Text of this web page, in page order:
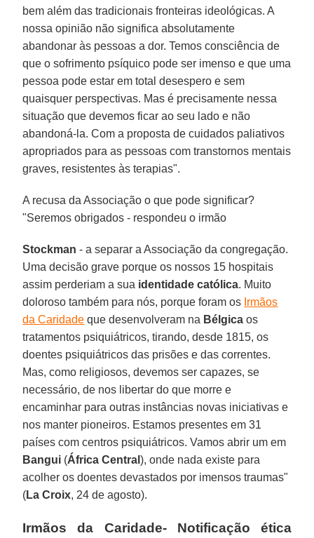
bem além das tradicionais fronteiras ideológicas. A
nossa opinião não significa absolutamente
abandonar às pessoas a dor. Temos consciência de
que o sofrimento psíquico pode ser imenso e que uma
pessoa pode estar em total desespero e sem
quaisquer perspectivas. Mas é precisamente nessa
situação que devemos ficar ao seu lado e não
abandoná-la. Com a proposta de cuidados paliativos
apropriados para as pessoas com transtornos mentais
graves, resistentes às terapias".
A recusa da Associação o que pode significar?
"Seremos obrigados - respondeu o irmão
Stockman - a separar a Associação da congregação.
Uma decisão grave porque os nossos 15 hospitais
assim perderiam a sua identidade católica. Muito
doloroso também para nós, porque foram os Irmãos
da Caridade que desenvolveram na Bélgica os
tratamentos psiquiátricos, tirando, desde 1815, os
doentes psiquiátricos das prisões e das correntes.
Mas, como religiosos, devemos ser capazes, se
necessário, de nos libertar do que morre e
encaminhar para outras instâncias novas iniciativas e
nos manter pioneiros. Estamos presentes em 31
países com centros psiquiátricos. Vamos abrir um em
Bangui (África Central), onde nada existe para
acolher os doentes devastados por imensos traumas"
(La Croix, 24 de agosto).
Irmãos da Caridade- Notificação ética